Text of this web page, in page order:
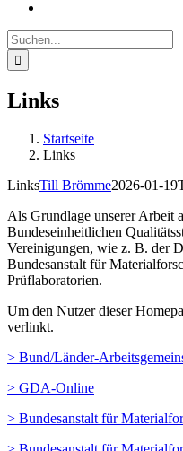
Suche
nach:
Links
Startseite
Links
LinksTill Brömme2026-01-
Als Grundlage unserer Arbeit
Bundeseinheitlichen
Vereinigungen, wie z. B. der
Bundesanstalt für
Prüflaboratorien.
Um den Nutzer dieser
verlinkt.
> Bund/Länder-
> GDA-Online
> Bundesanstalt für